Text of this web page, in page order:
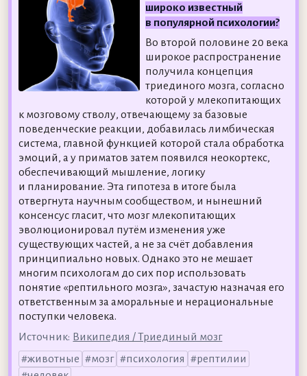
широко известный
в популярной психологии?
Во второй половине 20 века
широкое распространение
получила концепция
триединого мозга, согласно
которой у млекопитающих
к мозговому стволу, отвечающему за базовые
поведенческие реакции, добавилась лимбическая
система, главной функцией которой стала обработка
эмоций, а у приматов затем появился неокортекс,
обеспечивающий мышление, логику
и планирование. Эта гипотеза в итоге была
отвергнута научным сообществом, и нынешний
консенсус гласит, что мозг млекопитающих
эволюционировал путём изменения уже
существующих частей, а не за счёт добавления
принципиально новых. Однако это не мешает
многим психологам до сих пор использовать
понятие «рептильного мозга», зачастую назначая его
ответственным за аморальные и нерациональные
поступки человека.
Источник: Википедия / Триединый мозг
животные
мозг психология
рептилии